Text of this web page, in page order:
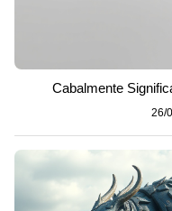
Cabalmente
26/